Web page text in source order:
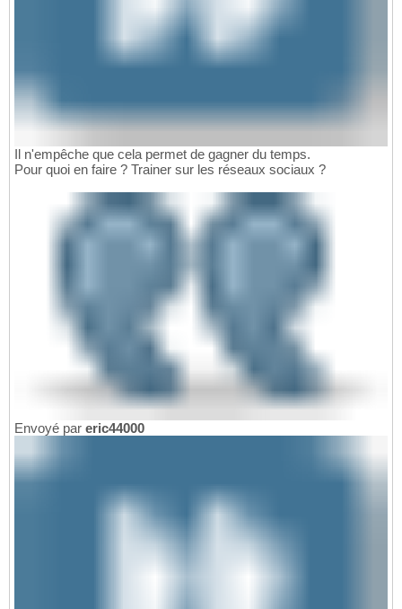
Il n'empêche que cela permet de gagner du temps.
Pour quoi en faire ? Trainer sur les réseaux sociaux ?
Envoyé par eric44000